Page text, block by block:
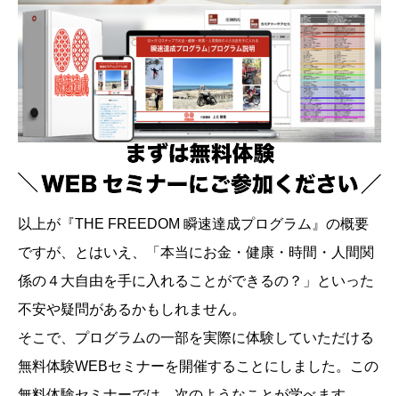
以上が『THE FREEDOM 瞬速達成プログラム』の概要
ですが、とはいえ、「本当にお金・健康・時間・人間関
係の４大自由を手に入れることができるの？」といった
不安や疑問があるかもしれません。
そこで、プログラムの一部を実際に体験していただける
無料体験WEBセミナーを開催することにしました。この